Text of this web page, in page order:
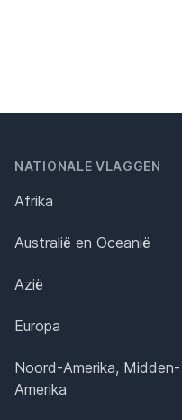
NATIONALE VLAGGEN
Afrika
Australië en Oceanië
Azië
Europa
Noord-Amerika, Midden-
Amerika